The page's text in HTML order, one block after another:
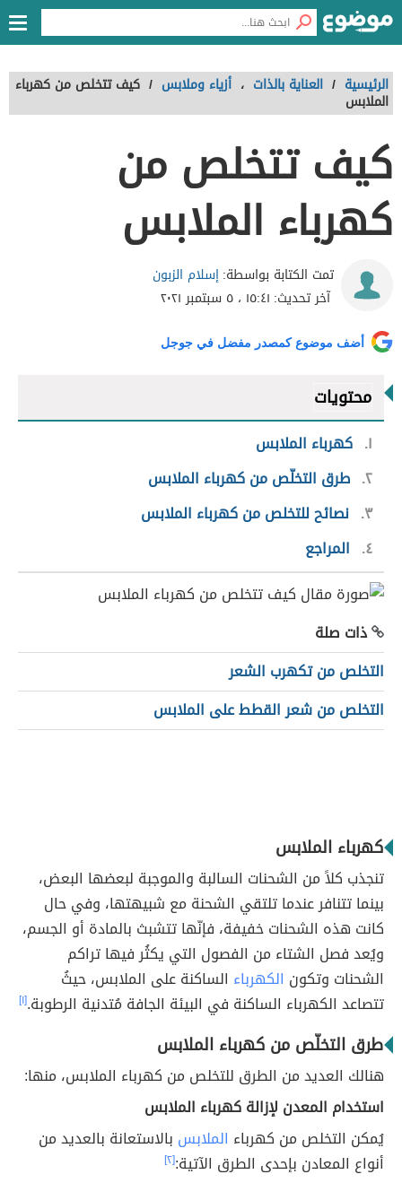
الرئيسية / العناية بالذات ، أزياء وملابس / كيف تتخلص من كهرباء
الملابس
كيف تتخلص من
كهرباء الملابس
تمت الكتابة بواسطة:إسلام الزبون
آخر تحديث: ١٥:٤١ ، ٥ سبتمبر ٢٠٢١
أضف موضوع كمصدر مفضل في جوجل
محتويات
١ كهرباء الملابس
٢ طرق التخلّص من كهرباء الملابس
٣ نصائح للتخلص من كهرباء الملابس
٤
المراجع
ذات صلة
التخلص من تكهرب الشعر
التخلص من شعر القطط على الملابس
كهرباء الملابس
تنجذب كلاً من الشحنات السالبة والموجبة لبعضها البعض،
بينما تتنافر عندما تلتقي الشحنة مع شبيهتها، وفي حال
كانت هذه الشحنات خفيفة، فإنّها تتشبث بالمادة أو الجسم،
ويُعد فصل الشتاء من الفصول التي يكثُر فيها تراكم
الشحنات وتكون الكهرباء الساكنة على الملابس، حيثُ
تتصاعد الكهرباء الساكنة في البيئة الجافة مُتدنية الرطوبة.[١]
طرق التخلّص من كهرباء الملابس
هنالك العديد من الطرق للتخلص من كهرباء الملابس، منها:
استخدام المعدن لإزالة كهرباء الملابس
يُمكن التخلص من كهرباء الملابس بالاستعانة بالعديد من
أنواع المعادن بإحدى الطرق الآتية:[٢]